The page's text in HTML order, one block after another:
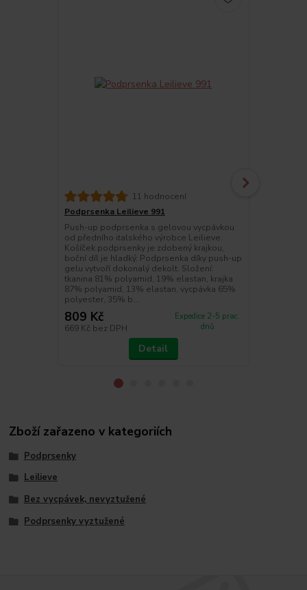
11 hodnocení
Podprsenka Leilieve 991
Push-up podprsenka s gelovou vycpávkou
od předního italského výrobce Leilieve.
Košíček podprsenky je zdobený krajkou,
boční díl je hladký. Podprsenka díky push-up
gelu vytvoří dokonalý dekolt. Složení:
tkanina 81% polyamid, 19% elastan, krajka
87% polyamid, 13% elastan, vycpávka 65%
polyester, 35% b...
809 Kč
669 Kč bez DPH
Expedice 2-5 prac.
dnů
Detail
Zboží zařazeno v kategoriích
Podprsenky
Leilieve
Bez vycpávek, nevyztužené
Podprsenky vyztužené